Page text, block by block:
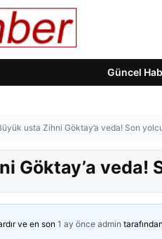
Güncel
usta Zihni Göktay’a veda! Son
Göktay’a veda!
ve en son 1 ay önce admin